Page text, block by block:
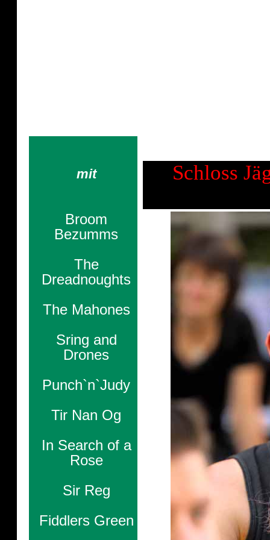
mit
Broom
Bezumms
The
Dreadnoughts
The Mahones
Sring and
Drones
Punch`n`Judy
Tir Nan Og
In Search of a
Rose
Sir Reg
Fiddlers Green
Schloss